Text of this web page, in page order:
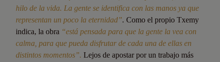
hilo de la vida. La gente se identifica con las manos ya que
representan un poco la eternidad”. Como el propio Txemy
indica, la obra “está pensada para que la gente la vea con
calma, para que pueda disfrutar de cada una de ellas en
distintos momentos”. Lejos de apostar por un trabajo más